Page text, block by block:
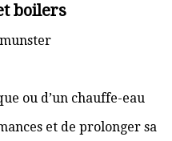
boilers
ou d’un chauffe-eau
et de prolonger sa